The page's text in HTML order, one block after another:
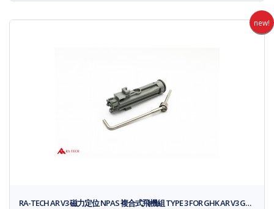
new!
RA-TECH AR V3 磁力定位 NPAS 複合式飛機組 TYPE 3 FOR GHK AR V3 G…